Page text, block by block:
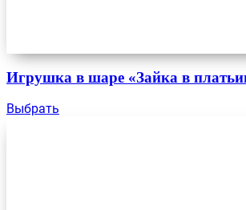
Игрушка в шаре «Зайка в
Выбрать